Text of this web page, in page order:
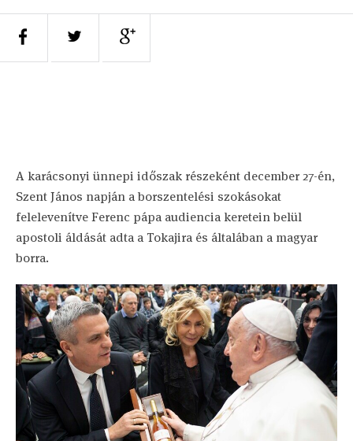
A karácsonyi ünnepi időszak részeként december 27-én,
Szent János napján a borszentelési szokásokat
felelevenítve Ferenc pápa audiencia keretein belül
apostoli áldását adta a Tokajira és általában a magyar
borra.